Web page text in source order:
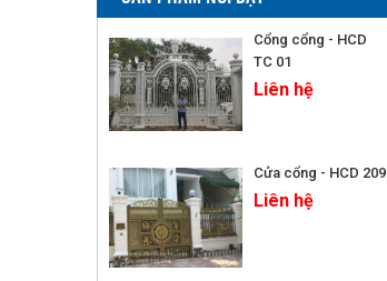
Cổng cổng - HCD
TC 01
Liên hệ
Cửa cổng - HCD 209
Liên hệ